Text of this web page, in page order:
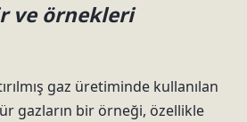
ve örnekleri
gaz üretiminde kullanılan
gazların bir örneği, özellikle